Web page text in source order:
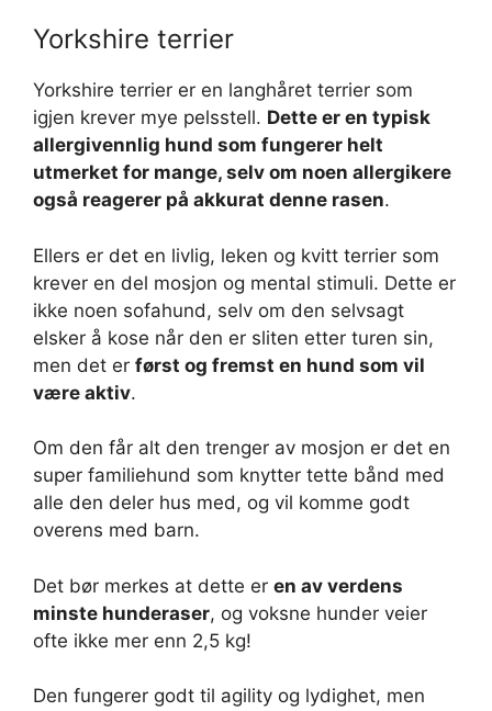
Yorkshire terrier
Yorkshire terrier er en langhåret terrier som
igjen krever mye pelsstell. Dette er en typisk
allergivennlig hund som fungerer helt
utmerket for mange, selv om noen allergikere
også reagerer på akkurat denne rasen.
Ellers er det en livlig, leken og kvitt terrier som
krever en del mosjon og mental stimuli. Dette er
ikke noen sofahund, selv om den selvsagt
elsker å kose når den er sliten etter turen sin,
men det er først og fremst en hund som vil
være aktiv.
Om den får alt den trenger av mosjon er det en
super familiehund som knytter tette bånd med
alle den deler hus med, og vil komme godt
overens med barn.
Det bør merkes at dette er en av verdens
minste hunderaser, og voksne hunder veier
ofte ikke mer enn 2,5 kg!
Den fungerer godt til agility og lydighet, men